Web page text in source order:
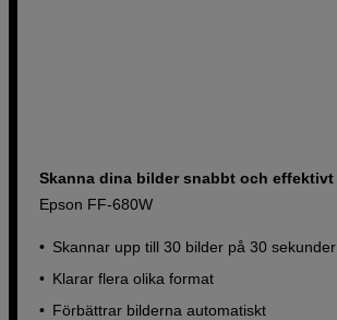
Skanna dina bilder snabbt och effektivt
Epson FF-680W
Skannar upp till 30 bilder på 30 sekunder
Klarar flera olika format
Förbättrar bilderna automatiskt